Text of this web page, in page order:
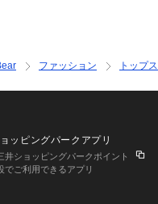
ファッション トップス
ッピングパークアプリ
井ショッピングパークポイント
でご利用できるアプリ